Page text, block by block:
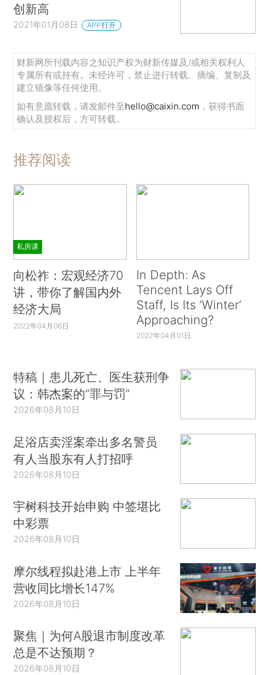
创新高
2021年01月08日 APP打开
财新网所刊载内容之知识产权为财新传媒及/或相关权利人
专属所有或持有。未经许可，禁止进行转载、摘编、复制及
建立镜像等任何使用。
如有意愿转载，请发邮件至hello@caixin.com ，获得书面
确认及授权后，方可转载。
推荐阅读
私房课
向松祚：宏观经济70
讲，带你了解国内外
经济大局
2022年04月06日
In Depth: As
Tencent Lays Off
Staff, Is Its ‘Winter’
Approaching?
2022年04月01日
特稿｜患儿死亡、医生获刑争
议：韩杰案的“罪与罚”
2026年08月10日
足浴店卖淫案牵出多名警员
有人当股东有人打招呼
2026年08月10日
宇树科技开始申购 中签堪比
中彩票
2026年08月10日
摩尔线程拟赴港上市 上半年
营收同比增长147%
2026年08月10日
聚焦｜为何A股退市制度改革
总是不达预期？
2026年08月10日